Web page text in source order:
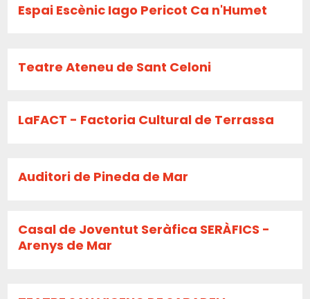
Espai Escènic Iago Pericot Ca n'Humet
Teatre Ateneu de Sant Celoni
LaFACT - Factoria Cultural de Terrassa
Auditori de Pineda de Mar
Casal de Joventut Seràfica SERÀFICS -
Arenys de Mar